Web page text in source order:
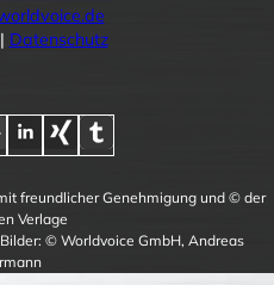
| Datenschutz
freundlicher Genehmigung und © der
Verlage
© Worldvoice GmbH, Andreas